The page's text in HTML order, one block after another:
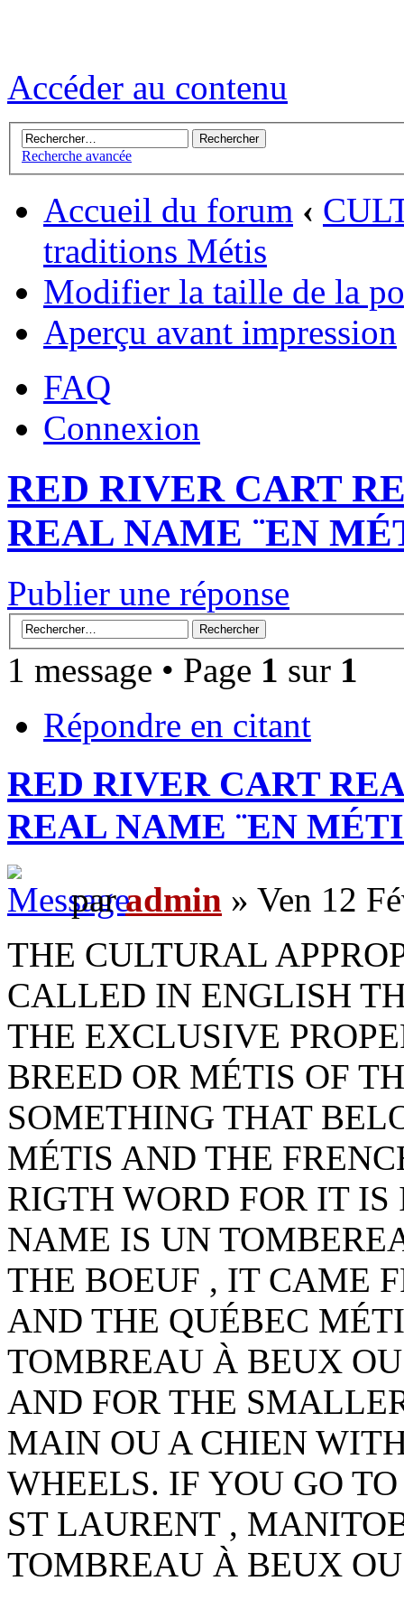
Accéder au contenu
Recherche avancée
Accueil du forum ‹
traditions Métis
Modifier la taille de la
Aperçu avant impression
FAQ
Connexion
RED RIVER CART
REAL NAME ¨EN
Publier une réponse
1 message • Page 1 sur 1
Répondre en citant
RED RIVER CART
REAL NAME ¨EN
paradmin » Ven 12
THE CULTURAL
CALLED IN ENGLISH
THE EXCLUSIVE
BREED OR MÉTIS OF
SOMETHING THAT
MÉTIS AND THE
RIGTH WORD FOR IT
NAME IS UN
THE BOEUF , IT CAME
AND THE QUÉBEC
TOMBREAU À BEUX
AND FOR THE
MAIN OU A CHIEN
WHEELS. IF YOU GO
ST LAURENT ,
TOMBREAU À BEUX